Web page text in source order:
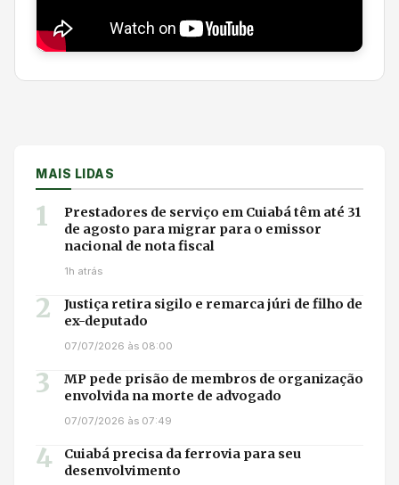
MAIS LIDAS
1
Prestadores de serviço em Cuiabá têm até 31
de agosto para migrar para o emissor
nacional de nota fiscal
1h atrás
2
Justiça retira sigilo e remarca júri de filho de
ex-deputado
07/07/2026 às 08:00
3
MP pede prisão de membros de organização
envolvida na morte de advogado
07/07/2026 às 07:49
4
Cuiabá precisa da ferrovia para seu
desenvolvimento